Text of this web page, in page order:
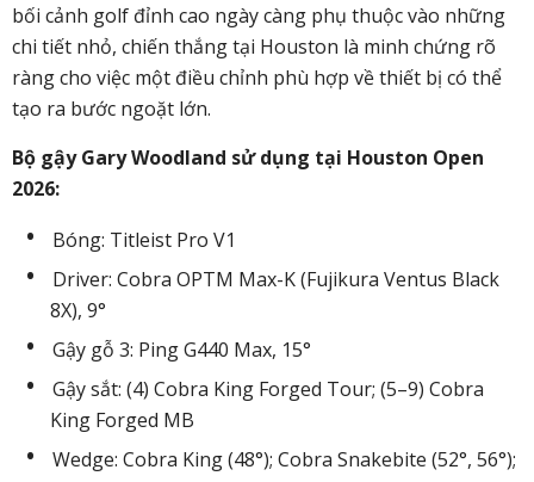
bối cảnh golf đỉnh cao ngày càng phụ thuộc vào những
chi tiết nhỏ, chiến thắng tại Houston là minh chứng rõ
ràng cho việc một điều chỉnh phù hợp về thiết bị có thể
tạo ra bước ngoặt lớn.
Bộ gậy Gary Woodland sử dụng tại Houston Open
2026:
Bóng: Titleist Pro V1
Driver: Cobra OPTM Max-K (Fujikura Ventus Black
8X), 9°
Gậy gỗ 3: Ping G440 Max, 15°
Gậy sắt: (4) Cobra King Forged Tour; (5–9) Cobra
King Forged MB
Wedge: Cobra King (48°); Cobra Snakebite (52°, 56°);